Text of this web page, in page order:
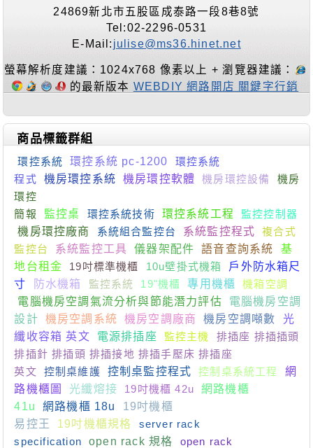
24869新北市五股區成泰路一段8巷8號
Tel:02-2296-0531
E-Mail: julise@ms36.hinet.net
螢幕解析度建議：1024x768 像素以上 + 瀏覽器建議：
的最新版本 WEBDIY 網路開店 關鍵字行銷
商品標籤群組
環控系統 環控系統 pc-1200
環控系統
程式
機房環控系統 機房環控軟體 機房環控設備
機房
環控
簡報
監控桌 環控系統技術 環控系統工程
監控控制器
機房環控廠商
系統組合監控台 系統監控程式
複合式
監控台
系統監控工具 儀器架配件 語音查詢系統
基
地台租金
19吋標準機櫃 10u壁掛式機箱
戶外防水箱尺
寸
防水機箱 監控系統 19"機櫃 專用機櫃
機箱空調
電腦機房空調氣流分析與節能潛力評估
電腦機房空調
設計
機房空調系統 機房空調廠商 機房空調噸數
光
纖收容箱 英文
電源排插座 監控主機
排插座 排插插頭
排插針 排插頭 排插接地 排插手壓床 排插座
英文
控制桌維護 控制桌監控程式 控制桌系統工程
網
路機櫃圖
光纖熔接 19吋機櫃 42u
網路機櫃
41u
網路機櫃 18u
19吋機櫃
易控王
19吋機櫃規格
server rack
specification
open rack 規格
open rack